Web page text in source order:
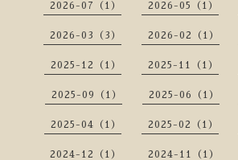
2026-07（1） 2026-05（1）
2026-03（3） 2026-02（1）
2025-12（1） 2025-11（1）
2025-09（1） 2025-06（1）
2025-04（1） 2025-02（1）
2024-12（1） 2024-11（1）